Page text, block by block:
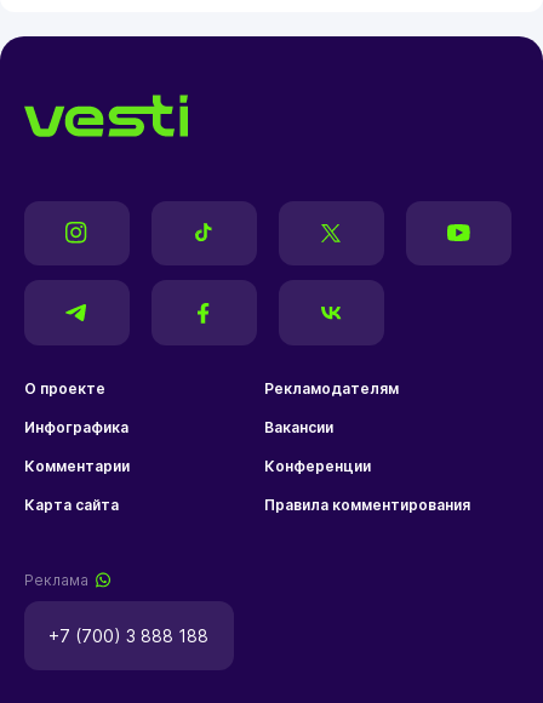
О проекте Рекламодателям
Инфографика Вакансии
Комментарии Конференции
Карта сайта Правила комментирования
Реклама
+7 (700) 3 888 188